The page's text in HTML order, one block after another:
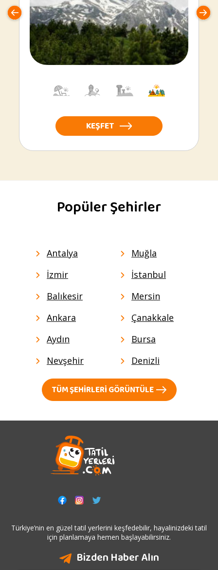
KEŞFET
Popüler Şehirler
Antalya
Muğla
İzmir
İstanbul
Balıkesir
Mersin
Ankara
Çanakkale
Aydın
Bursa
Nevşehir
Denizli
TÜM ŞEHIRLERI GÖRÜNTÜLE
Türkiye’nin en güzel tatil yerlerini keşfedebilir, hayalinizdeki tatil
için planlamaya hemen başlayabilirsiniz.
Bizden Haber Alın